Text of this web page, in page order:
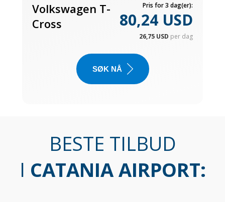
Volkswagen T-
Cross
Pris for 3 dag(er):
80,24 USD
26,75 USD per dag
SØK NÅ
BESTE TILBUD
I CATANIA AIRPORT: